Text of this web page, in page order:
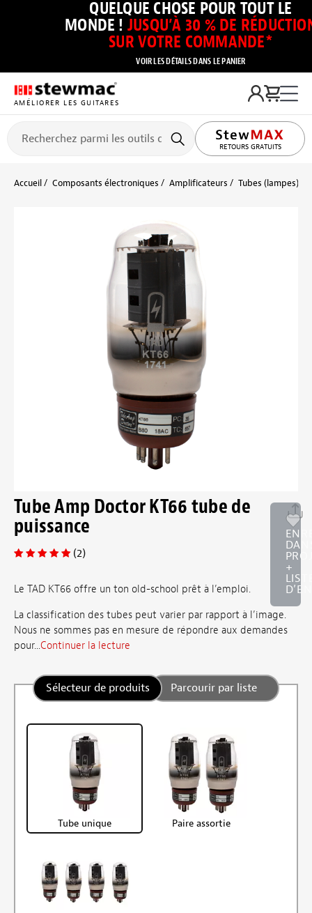
QUELQUE CHOSE POUR TOUT LE
MONDE ! JUSQU’À 30 % DE
SUR VOTRE COMMANDE*
VOIR LES DÉTAILS DANS LE PANIER
AMÉLIORER LES GUITARES
RETOURS GRATUITS
Accueil Composants électroniques Amplificateurs Tubes (lampes)
Tube Amp Doctor KT66 tube de
puissance
+
(2)
Le TAD KT66 offre un ton old-school prêt à l’emploi.
La classification des tubes peut varier par rapport à l’image.
Nous ne sommes pas en mesure de répondre aux demandes
pour...Continuer la lecture
Sélecteur de produits Parcourir par liste
Tube unique Paire assortie